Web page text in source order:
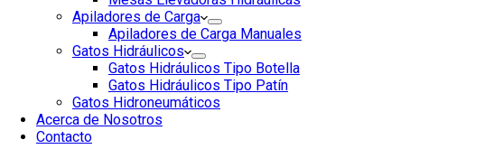
Apiladores de Carga
Apiladores de Carga Manuales
Gatos Hidráulicos
Gatos Hidráulicos Tipo Botella
Gatos Hidráulicos Tipo Patín
Gatos Hidroneumáticos
Acerca de Nosotros
Contacto